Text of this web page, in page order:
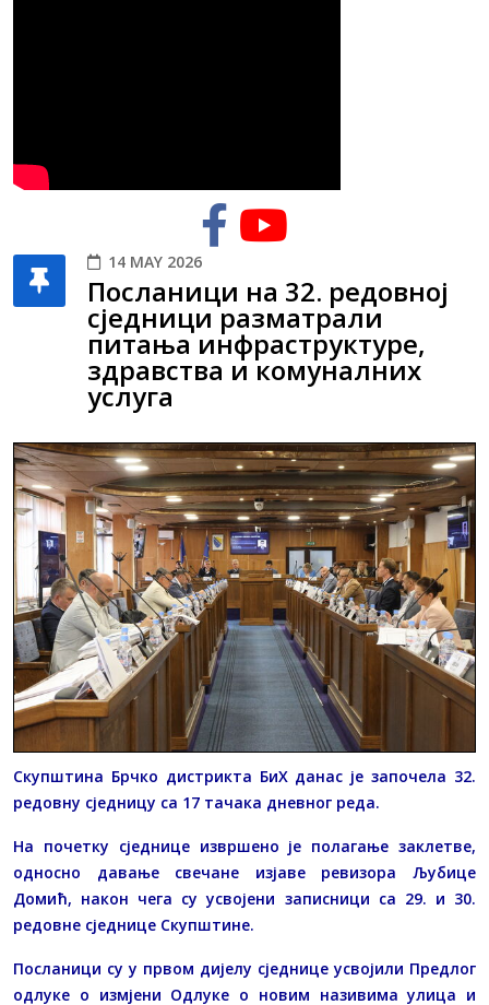
14 MAY 2026
Посланици на 32. редовној
сједници разматрали
питања инфраструктуре,
здравства и комуналних
услуга
Скупштина Брчко дистрикта БиХ данас је започела 32.
редовну сједницу са 17 тачака дневног реда.
На почетку сједнице извршено је полагање заклетве,
односно давање свечане изјаве ревизора Љубице
Домић, након чега су усвојени записници са 29. и 30.
редовне сједнице Скупштине.
Посланици су у првом дијелу сједнице усвојили Предлог
одлуке о измјени Одлуке о новим називима улица и